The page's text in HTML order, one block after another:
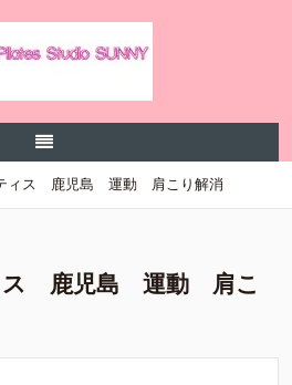
ィス 鹿児島 運動 肩こり解消
ス 鹿児島 運動 肩こ